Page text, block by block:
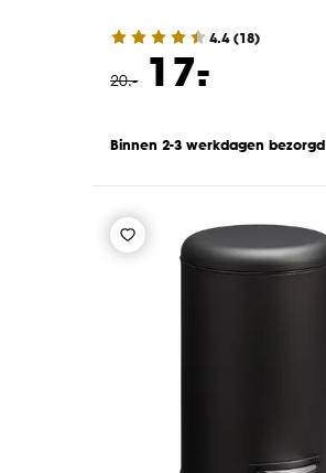
4.4(18)
20.- 17.
-
Binnen 2-3 werkdagen bezorgd